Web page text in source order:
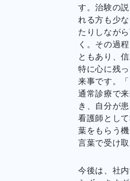
す。治験の
れる方も少
たりしなが
く。その過
ともあり、
特に心に残
来事です。
通常診療で
き、自分が
看護師とし
葉をもらう
言葉で受け
今後は、社